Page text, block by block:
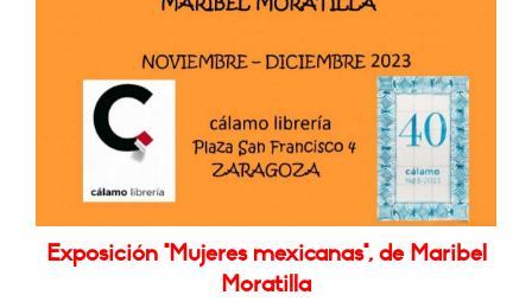
Exposición "Mujeres mexicanas", de Maribel
Moratilla